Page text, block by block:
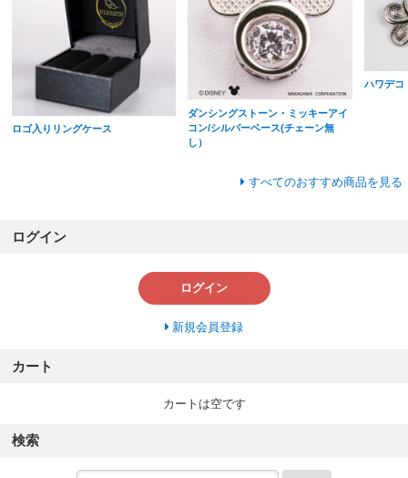
ロゴ入りリングケース
ダンシングストーン・ミッキーアイ
コン/シルバーベース(チェーン無
し）
ハワデコ
すべてのおすすめ商品を見る
ログイン
ログイン
新規会員登録
カート
カートは空です
検索